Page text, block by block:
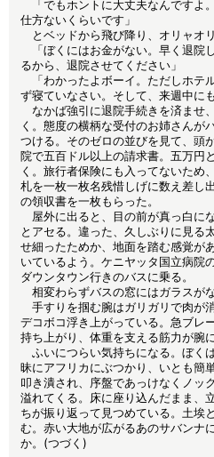
「でもホントに大丈夫なんですよ
仕方ないくらいです」
とベッドから飛び降り、オリャオ
「ぼくにはお金がない。早く退院
るから、退院させてください」
「わかったよボーイ。ただしホテ
ず寝ていなさい。そして、来週中に
なかば強引に退院手続きを済ませ
く。態度の横柄な受付のお姉さんが
つける。そのゼロの並びを見て、頭
院で五百ドル以上の請求書。五万円
く。旅行者保険にも入ってないため
札を一枚一枚名残惜しげに数え差し
の領収書を一枚もらった。
屋外に出ると、目の前が真っ白に
とアセる。違った、久しぶりに見る
せ細ったためか、地面を踏む感覚が
いているよう。ケニヤッタ国立病院
ダウンタウン行きのバスに乗る。
相変わらずバスの窓にはガラスが
手すりを掴む腕はガリガリで肉が
デコボコ浮き上がっている。急ブレ
持ち上がり、体重を支える筋力が腕
ふいにつらい気持ちになる。ぼく
昧にアフリカにぶつかり、いとも簡
叩き潰され、序盤であっけなくノッ
溢れてくる。床に座り込んだまま、
ちが振り返って見つめている。土埃
む。赤い大地が広がるあのサバンナ
か。(つづく)